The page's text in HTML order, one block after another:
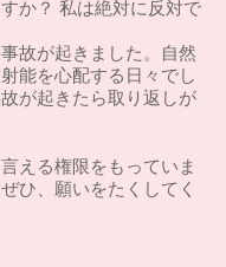
か？ 私は絶対に反対で
故が起きました。自然
能を心配する日々でし
が起きたら取り返しが
える権限をもっていま
ひ、願いをたくしてく